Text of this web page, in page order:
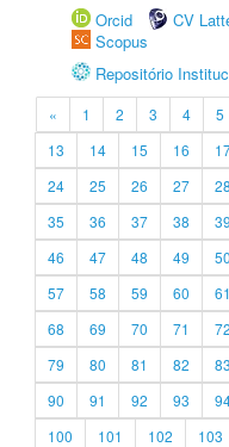
Orcid
CV
Scopus
Repositório
« 1 2 3 4 5
13
14 15 16
24
25 26 27 28
35
36 37 38 39
46
47 48 49 50
57
58 59 60 61
68
69 70 71 72
79
80 81 82 83
90
91 92 93
100
101 102 103